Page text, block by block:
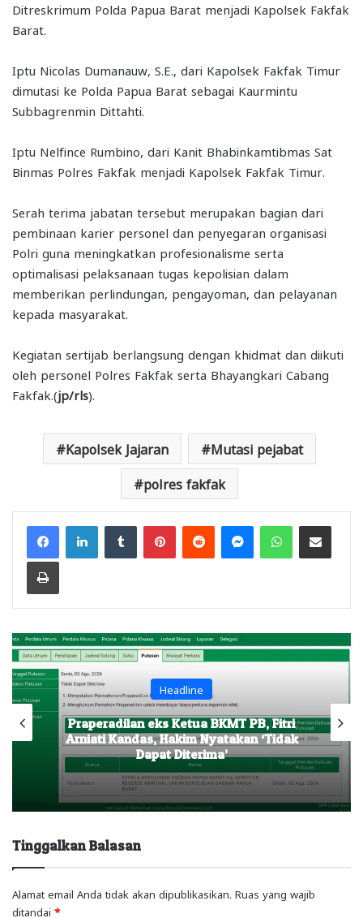
Ditreskrimum Polda Papua Barat menjadi Kapolsek Fakfak
Barat.
Iptu Nicolas Dumanauw, S.E., dari Kapolsek Fakfak Timur
dimutasi ke Polda Papua Barat sebagai Kaurmintu
Subbagrenmin Dittahti.
Iptu Nelfince Rumbino, dari Kanit Bhabinkamtibmas Sat
Binmas Polres Fakfak menjadi Kapolsek Fakfak Timur.
Serah terima jabatan tersebut merupakan bagian dari
pembinaan karier personel dan penyegaran organisasi
Polri guna meningkatkan profesionalisme serta
optimalisasi pelaksanaan tugas kepolisian dalam
memberikan perlindungan, pengayoman, dan pelayanan
kepada masyarakat.
Kegiatan sertijab berlangsung dengan khidmat dan diikuti
oleh personel Polres Fakfak serta Bhayangkari Cabang
Fakfak.(jp/rls).
Kapolsek Jajaran Mutasi pejabat
polres fakfak
FacebookLinkedInTumblr PinterestReddit MessengerWhatsAppShare via Email
Print
Headline
Praperadilan eks Ketua BKMT PB, Fitri
Arniati Kandas, Hakim Nyatakan ‘Tidak
Dapat Diterima’
Tinggalkan Balasan
Alamat email Anda tidak akan dipublikasikan. Ruas yang wajib
ditandai *